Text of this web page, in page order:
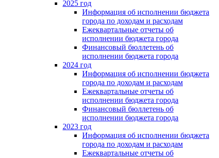
2025 год
Информация об исполнении бюджета
города по доходам и расходам
Ежеквартальные отчеты об
исполнении бюджета города
Финансовый бюллетень об
исполнении бюджета города
2024 год
Информация об исполнении бюджета
города по доходам и расходам
Ежеквартальные отчеты об
исполнении бюджета города
Финансовый бюллетень об
исполнении бюджета города
2023 год
Информация об исполнении бюджета
города по доходам и расходам
Ежеквартальные отчеты об